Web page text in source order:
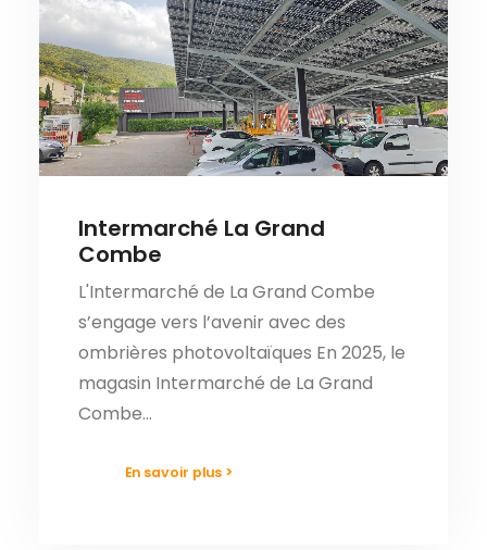
Intermarché La Grand
Combe
L'Intermarché de La Grand Combe
s’engage vers l’avenir avec des
ombrières photovoltaïques En 2025, le
magasin Intermarché de La Grand
Combe…
En savoir plus >